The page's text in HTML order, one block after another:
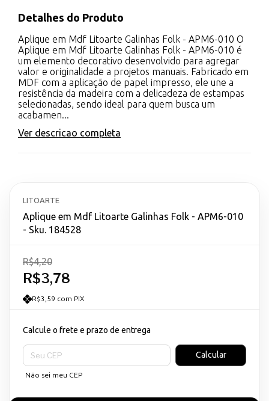
Detalhes do Produto
Aplique em Mdf Litoarte Galinhas Folk - APM6-010 O
Aplique em Mdf Litoarte Galinhas Folk - APM6-010 é
um elemento decorativo desenvolvido para agregar
valor e originalidade a projetos manuais. Fabricado em
MDF com a aplicação de papel impresso, ele une a
resistência da madeira com a delicadeza de estampas
selecionadas, sendo ideal para quem busca um
acabamen...
Ver descricao completa
LITOARTE
Aplique em Mdf Litoarte Galinhas Folk - APM6-010
- Sku. 184528
R$3,78
R$4,20
R$3,59 com PIX
Calcule o frete e prazo de entrega
Entregas para o CEP:
Calcular
Não sei meu CEP